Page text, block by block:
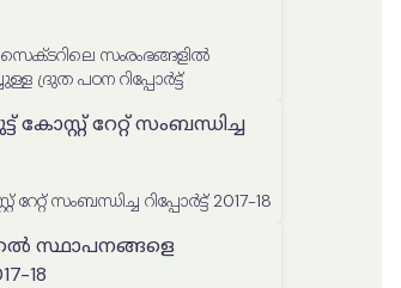
സംരംഭങ്ങളില്‍
ദ്രുത പഠന റിപ്പോർട്ട്
റേറ്റ് സംബന്ധിച്ച
സംബന്ധിച്ച റിപ്പോർട്ട് 2017-18
സ്ഥാപനങ്ങളെ
18